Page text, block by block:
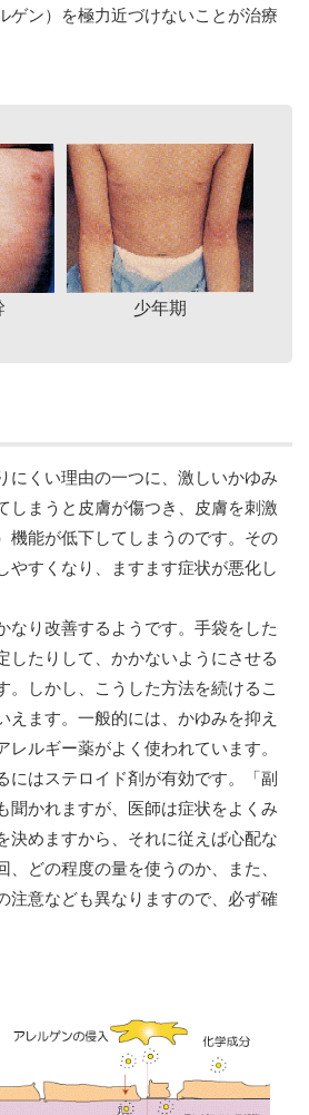
ゲン）を極力近づけないことが治療
少年期
にくい理由の一つに、激しいかゆみ
しまうと皮膚が傷つき、皮膚を刺激
機能が低下してしまうのです。その
やすくなり、ますます症状が悪化し
なり改善するようです。手袋をした
したりして、かかないようにさせる
。しかし、こうした方法を続けるこ
えます。一般的には、かゆみを抑え
レルギー薬がよく使われています。
にはステロイド剤が有効です。「副
聞かれますが、医師は症状をよくみ
決めますから、それに従えば心配な
、どの程度の量を使うのか、また、
注意なども異なりますので、必ず確